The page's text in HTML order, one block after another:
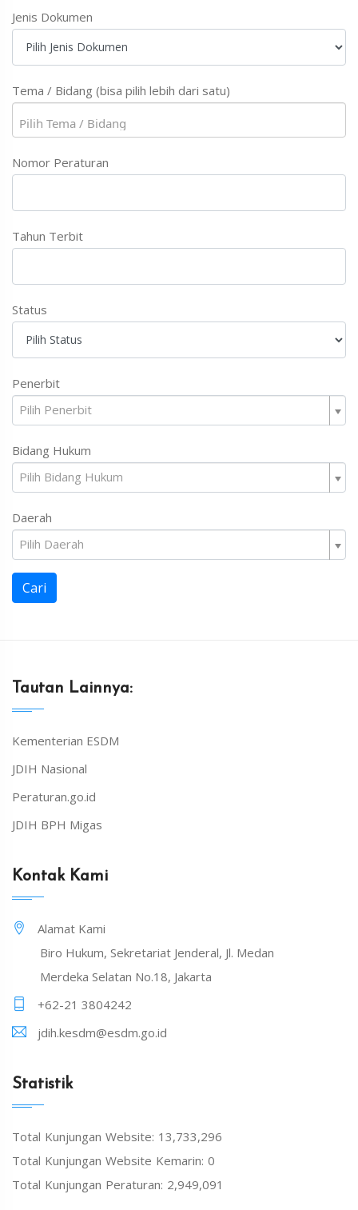
Jenis Dokumen
Tema / Bidang (bisa pilih lebih dari satu)
Nomor Peraturan
Tahun Terbit
Status
Penerbit
Pilih Penerbit
Bidang Hukum
Pilih Bidang Hukum
Daerah
Pilih Daerah
Cari
Tautan Lainnya:
Kementerian ESDM
JDIH Nasional
Peraturan.go.id
JDIH BPH Migas
Kontak Kami
Alamat Kami
Biro Hukum, Sekretariat Jenderal, Jl. Medan
Merdeka Selatan No.18, Jakarta
+62-21 3804242
jdih.kesdm@esdm.go.id
Statistik
Total Kunjungan Website: 13,733,296
Total Kunjungan Website Kemarin: 0
Total Kunjungan Peraturan: 2,949,091